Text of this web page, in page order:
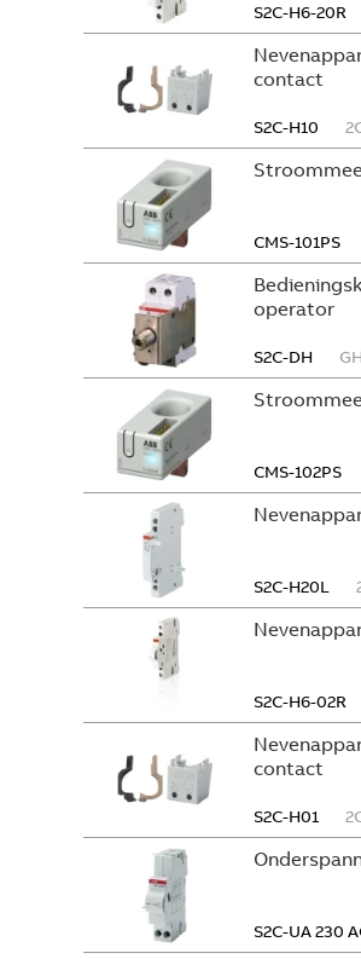
S2C-H6-20R
contact
S2C-H10
CMS-101PS
operator
S2C-DH
CMS-102PS
S2C-H20L
S2C-H6-02R
contact
S2C-H01
S2C-UA 230